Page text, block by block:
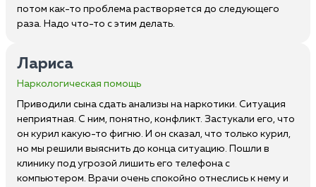
потом как-то проблема растворяется до следующего
раза. Надо что-то с этим делать.
Лариса
Наркологическая помощь
Приводили сына сдать анализы на наркотики. Ситуация
неприятная. С ним, понятно, конфликт. Застукали его, что
он курил какую-то фигню. И он сказал, что только курил,
но мы решили выяснить до конца ситуацию. Пошли в
клинику под угрозой лишить его телефона с
компьютером. Врачи очень спокойно отнеслись к нему и